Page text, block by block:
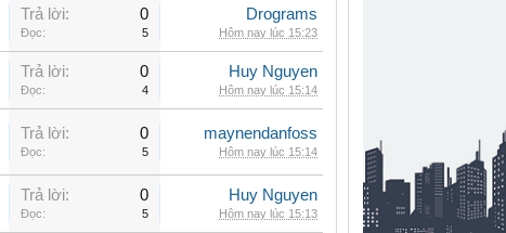
Trả lời: 0
Đọc: 5
Drograms
Hôm nay lúc 15:23
Trả lời: 0
Đọc: 4
Huy Nguyen
Hôm nay lúc 15:14
Trả lời: 0
Đọc: 5
maynendanfoss
Hôm nay lúc 15:14
Trả lời: 0
Đọc: 5
Huy Nguyen
Hôm nay lúc 15:13